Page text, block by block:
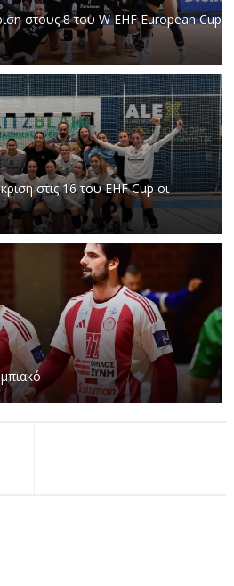
στους 8 του W EHF European Cup
στις 16 του EHF Cup οι